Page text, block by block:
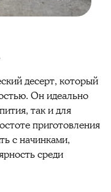
десерт, который
Он идеально
так и для
приготовления
с начинками,
среди